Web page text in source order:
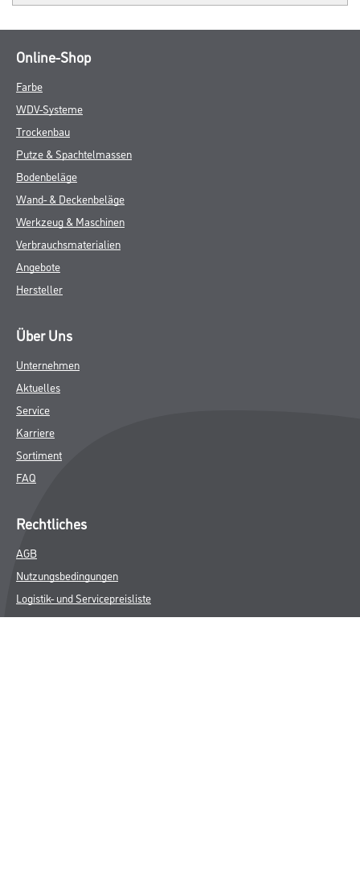
Online-Shop
Farbe
WDV-Systeme
Trockenbau
Putze & Spachtelmassen
Bodenbeläge
Wand- & Deckenbeläge
Werkzeug & Maschinen
Verbrauchsmaterialien
Angebote
Hersteller
Über Uns
Unternehmen
Aktuelles
Service
Karriere
Sortiment
FAQ
Rechtliches
AGB
Nutzungsbedingungen
Logistik- und Servicepreisliste
Impressum